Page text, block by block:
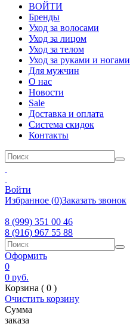
ВОЙТИ
Бренды
Уход за волосами
Уход за лицом
Уход за телом
Уход за руками и ногами
Для мужчин
О нас
Новости
Sale
Доставка и оплата
Система скидок
Контакты
Войти
Избранное (0)Заказать звонок
8 (999) 351 00 46
8 (916) 967 55 88
Оформить
0
0 руб.
Корзина ( 0 )
Очистить корзину
Сумма
заказа